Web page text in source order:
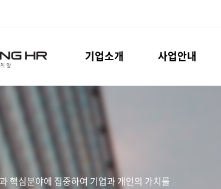
기업소개 사업안내
핵심분야에 집중하여 기업과 개인의 가치를